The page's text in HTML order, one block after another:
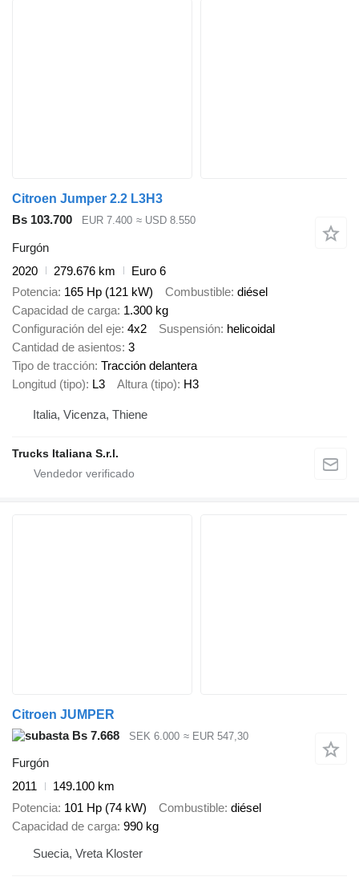
Citroen Jumper 2.2 L3H3
Bs 103.700
EUR 7.400 ≈ USD 8.550
Furgón
2020
279.676 km
Euro 6
Potencia 165 Hp (121 kW) Combustible diésel
Capacidad de carga 1.300 kg
Configuración del eje 4x2 Suspensión helicoidal
Cantidad de asientos 3
Tipo de tracción Tracción delantera
Longitud (tipo) L3 Altura (tipo) H3
Italia, Vicenza, Thiene
Trucks Italiana S.r.l.
Citroen JUMPER
Bs 7.668
SEK 6.000 ≈ EUR 547,30
Furgón
2011
149.100 km
Potencia 101 Hp (74 kW) Combustible diésel
Capacidad de carga 990 kg
Suecia, Vreta Kloster